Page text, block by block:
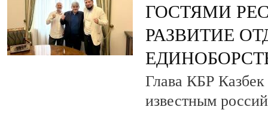
ГОСТЯМИ
РАЗВИТИЕ
Глава КБР Казбек
известным